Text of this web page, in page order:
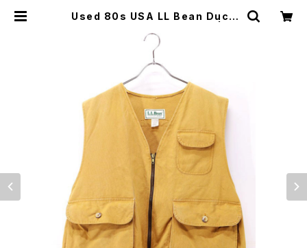
Used 80s USA LL Bean Duck
r vintage&culture store